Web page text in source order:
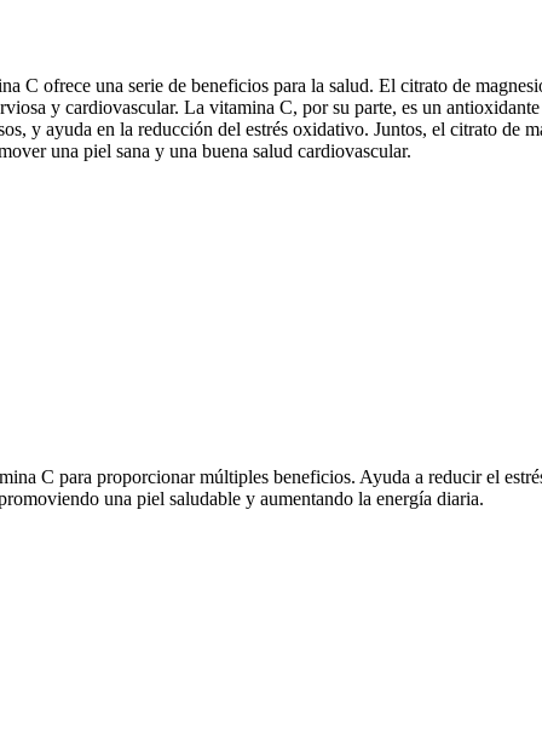
C ofrece una serie de beneficios para la salud. El citrato de
y cardiovascular. La vitamina C, por su parte, es un
y ayuda en la reducción del estrés oxidativo. Juntos, el citrato de
una piel sana y una buena salud cardiovascular.
C para proporcionar múltiples beneficios. Ayuda a reducir el
una piel saludable y aumentando la energía diaria.